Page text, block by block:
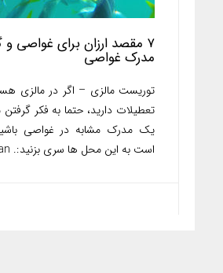
۷ مقصد ارزان برای غواصی و
مدرک غواصی
توریست مالزی – اگر در مالزی
یک مدرک مشابه در غواصی
است به این محل ها سری بزنید:. Tioman از...